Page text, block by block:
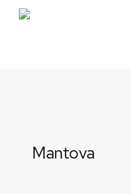
Skip
Mantova